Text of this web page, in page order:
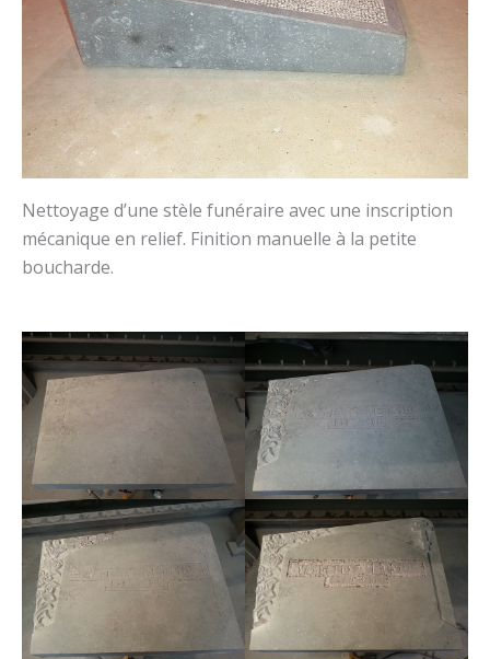
Nettoyage d’une stèle funéraire avec une inscription
mécanique en relief. Finition manuelle à la petite
boucharde.